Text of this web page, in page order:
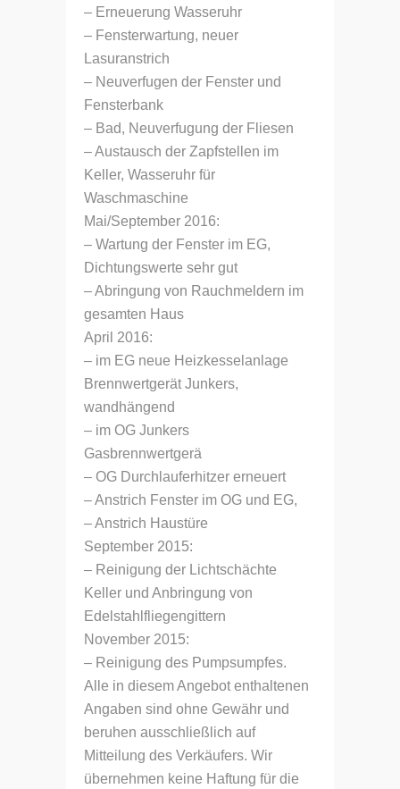
– Erneuerung Wasseruhr
– Fensterwartung, neuer
Lasuranstrich
– Neuverfugen der Fenster und
Fensterbank
– Bad, Neuverfugung der Fliesen
– Austausch der Zapfstellen im
Keller, Wasseruhr für
Waschmaschine
Mai/September 2016:
– Wartung der Fenster im EG,
Dichtungswerte sehr gut
– Abringung von Rauchmeldern im
gesamten Haus
April 2016:
– im EG neue Heizkesselanlage
Brennwertgerät Junkers,
wandhängend
– im OG Junkers
Gasbrennwertgerä
– OG Durchlauferhitzer erneuert
– Anstrich Fenster im OG und EG,
– Anstrich Haustüre
September 2015:
– Reinigung der Lichtschächte
Keller und Anbringung von
Edelstahlfliegengittern
November 2015:
– Reinigung des Pumpsumpfes.
Alle in diesem Angebot enthaltenen
Angaben sind ohne Gewähr und
beruhen ausschließlich auf
Mitteilung des Verkäufers. Wir
übernehmen keine Haftung für die